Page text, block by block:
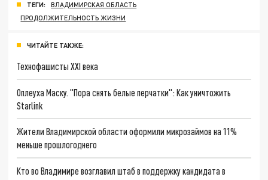
ТЕГИ:
ВЛАДИМИРСКАЯ ОБЛАСТЬ
ПРОДОЛЖИТЕЛЬНОСТЬ ЖИЗНИ
ЧИТАЙТЕ ТАКЖЕ:
Технофашисты XXI века
Оплеуха Маску. "Пора снять белые перчатки": Как уничтожить
Starlink
Жители Владимирской области оформили микрозаймов на 11%
меньше прошлогоднего
Кто во Владимире возглавил штаб в поддержку кандидата в